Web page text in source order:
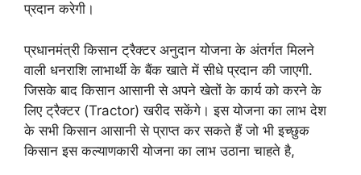
प्रदान करेगी।
प्रधानमंत्री किसान ट्रैक्टर अनुदान योजना के अंतर्गत मिलने
वाली धनराशि लाभार्थी के बैंक खाते में सीधे प्रदान की जाएगी.
जिसके बाद किसान आसानी से अपने खेतों के कार्य को करने के
लिए ट्रैक्टर (Tractor) खरीद सकेंगे। इस योजना का लाभ देश
के सभी किसान आसानी से प्राप्त कर सकते हैं जो भी इच्छुक
किसान इस कल्याणकारी योजना का लाभ उठाना चाहते है,